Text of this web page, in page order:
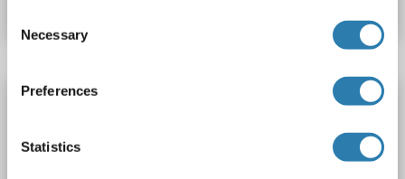
Selection
Necessary
Preferences
Statistics
SERPINB10 anticorps (FITC)
Polyclonal